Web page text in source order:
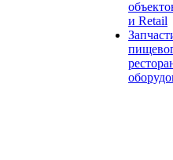
и Retail